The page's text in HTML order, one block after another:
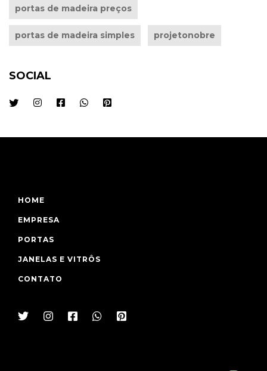
portas de madeira preços
portas de madeira simples projetonobre
SOCIAL
HOME
EMPRESA
PORTAS
JANELAS E VITRÔS
CONTATO